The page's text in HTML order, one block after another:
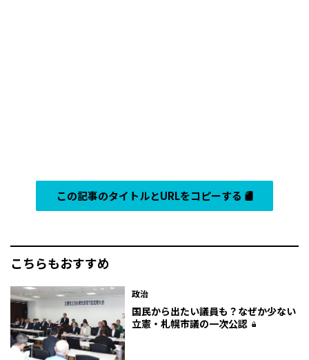
この記事のタイトルとURLをコピーする
こちらもおすすめ
政治
国民から出たい議員も？なぜか少ない
立憲・札幌市議の一次公認